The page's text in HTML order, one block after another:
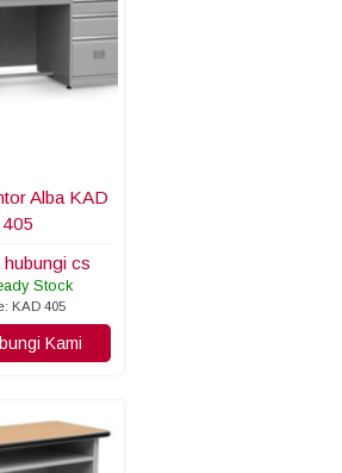
Alba KAD
405
cs
Stock
KAD 405
Kami